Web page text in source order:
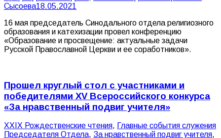
Сысоева18.05.2021
16 мая председатель Синодального отдела религиозного
образования и катехизации провел конференцию
«Образование и просвещение: актуальные задачи
Русской Православной Церкви и ее соработников».
Прошел круглый стол с участниками и
победителями XV Всероссийского конкурса
«За нравственный подвиг учителя»
XXIX Рождественские чтения, Главные события служения
Председателя Отдела, За нравственный подвиг учителя,